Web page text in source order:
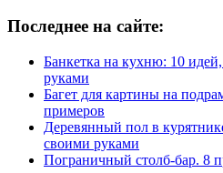
Последнее на сайте:
Банкетка на кухню: 10
руками
Багет для картины на
примеров
Деревянный пол в
своими руками
Пограничный столб-бар. 8